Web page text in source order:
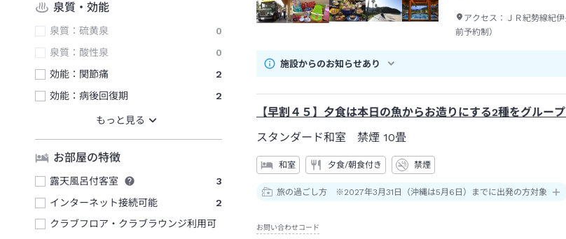
泉質・効能
泉質：硫黄泉
0
泉質：酸性泉
0
効能：関節痛
2
効能：病後回復期
2
お部屋の特徴
露天風呂付客室
3
インターネット接続可能
2
クラブフロア・クラブラウンジ利用可
アクセス： ＪＲ紀勢線紀
前予約制）
施設からのお知らせあり
【早割４５】夕食は本日の魚からお造りにする2種をグルー
スタンダード和室 禁煙 10畳
和室 夕食/朝食付き 禁煙
旅の過ごし方 ※2027年3月31日（沖縄は5月6日）までに出発の方対象
お問い合わせコード